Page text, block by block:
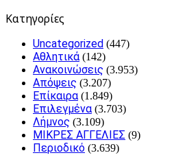
Kατηγορίες
Uncategorized (447)
Αθλητικά (142)
Ανακοινώσεις (3.953)
Απόψεις (3.207)
Επίκαιρα (1.849)
Επιλεγμένα (3.703)
Λήμνος (3.109)
ΜΙΚΡΕΣ ΑΓΓΕΛΙΕΣ (9)
Περιοδικό (3.639)